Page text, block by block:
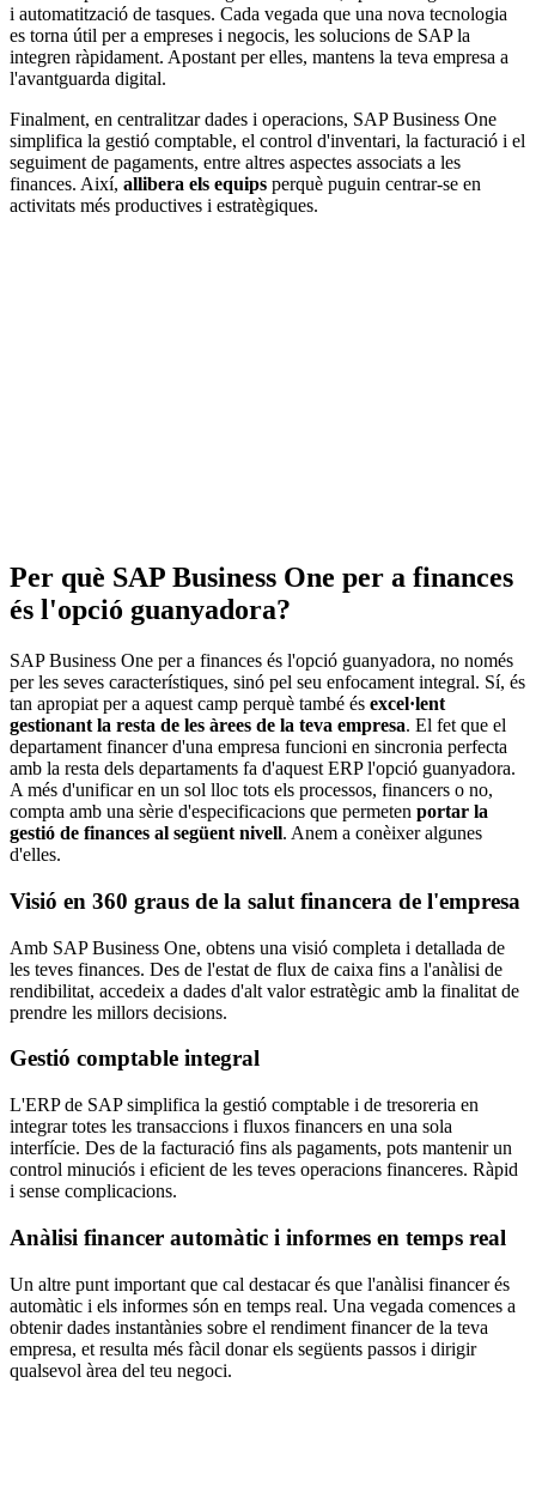
i automatització de tasques. Cada vegada que una nova tecnologia
es torna útil per a empreses i negocis, les solucions de SAP la
integren ràpidament. Apostant per elles, mantens la teva empresa a
l'avantguarda digital.
Finalment, en centralitzar dades i operacions, SAP Business One
simplifica la gestió comptable, el control d'inventari, la facturació i el
seguiment de pagaments, entre altres aspectes associats a les
finances. Així, allibera els equips perquè puguin centrar-se en
activitats més productives i estratègiques.
Per què SAP Business One per a finances
és l'opció guanyadora?
SAP Business One per a finances és l'opció guanyadora, no només
per les seves característiques, sinó pel seu enfocament integral. Sí, és
tan apropiat per a aquest camp perquè també és excel·lent
gestionant la resta de les àrees de la teva empresa. El fet que el
departament financer d'una empresa funcioni en sincronia perfecta
amb la resta dels departaments fa d'aquest ERP l'opció guanyadora.
A més d'unificar en un sol lloc tots els processos, financers o no,
compta amb una sèrie d'especificacions que permeten portar la
gestió de finances al següent nivell. Anem a conèixer algunes
d'elles.
Visió en 360 graus de la salut financera de l'empresa
Amb SAP Business One, obtens una visió completa i detallada de
les teves finances. Des de l'estat de flux de caixa fins a l'anàlisi de
rendibilitat, accedeix a dades d'alt valor estratègic amb la finalitat de
prendre les millors decisions.
Gestió comptable integral
L'ERP de SAP simplifica la gestió comptable i de tresoreria en
integrar totes les transaccions i fluxos financers en una sola
interfície. Des de la facturació fins als pagaments, pots mantenir un
control minuciós i eficient de les teves operacions financeres. Ràpid
i sense complicacions.
Anàlisi financer automàtic i informes en temps real
Un altre punt important que cal destacar és que l'anàlisi financer és
automàtic i els informes són en temps real. Una vegada comences a
obtenir dades instantànies sobre el rendiment financer de la teva
empresa, et resulta més fàcil donar els següents passos i dirigir
qualsevol àrea del teu negoci.